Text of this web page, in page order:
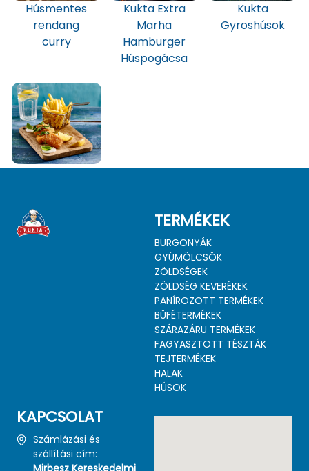
Húsmentes
rendang
curry
Kukta Extra
Marha
Hamburger
Húspogácsa
Kukta
Gyroshúsok
Kukta
TERMÉKEK
BURGONYÁK
GYÜMÖLCSÖK
ZÖLDSÉGEK
ZÖLDSÉG KEVERÉKEK
PANÍROZOTT TERMÉKEK
BÜFÉTERMÉKEK
SZÁRAZÁRU TERMÉKEK
FAGYASZTOTT TÉSZTÁK
TEJTERMÉKEK
HALAK
HÚSOK
KAPCSOLAT
Számlázási és
szállítási cím:
Mirbesz Kereskedelmi